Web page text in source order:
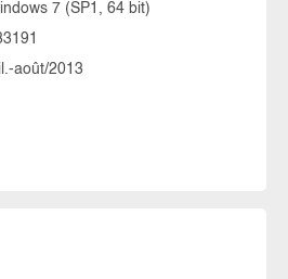
7 (SP1, 64 bit)
août/2013